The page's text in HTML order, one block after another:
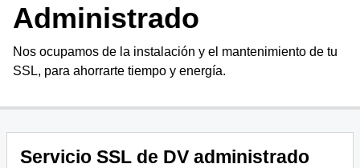
Transferencia de dominios
Transferencias masivas
VPS
Seguridad del sitio web
Copia de seguridad del sitio web
Administrado
Nos ocupamos de la instalación y el mantenimiento de tu
SSL, para ahorrarte tiempo y energía.
Servicio SSL de DV administrado